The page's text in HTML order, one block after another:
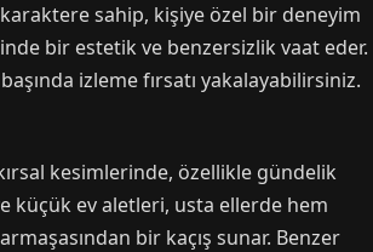
sahip, kişiye özel bir deneyim
bir estetik ve benzersizlik vaat eder.
izleme fırsatı yakalayabilirsiniz.
kesimlerinde, özellikle gündelik
küçük ev aletleri, usta ellerde hem
bir kaçış sunar. Benzer